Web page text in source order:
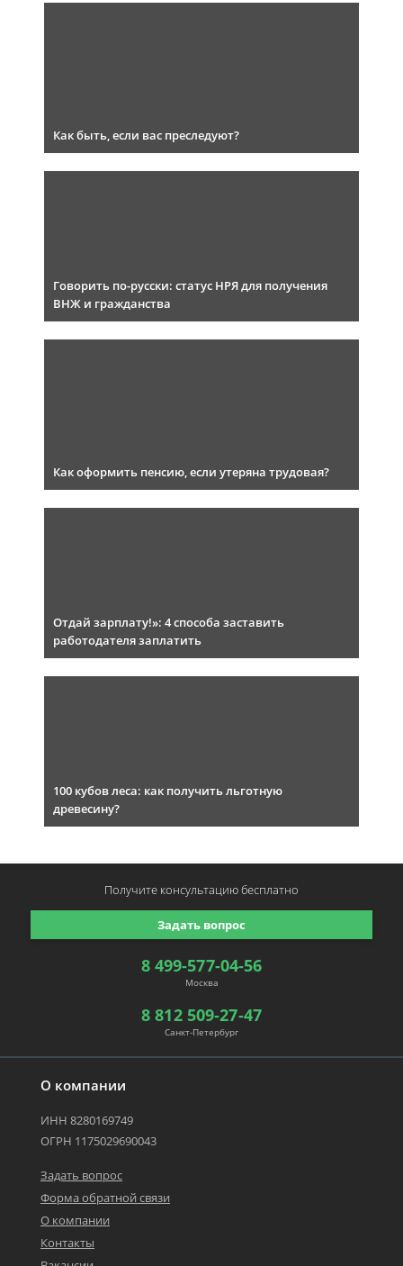
Как быть, если вас преследуют?
Говорить по-русски: статус НРЯ для получения
ВНЖ и гражданства
Как оформить пенсию, если утеряна трудовая?
Отдай зарплату!»: 4 способа заставить
работодателя заплатить
100 кубов леса: как получить льготную
древесину?
О компании
ИНН 8280169749
ОГРН 1175029690043
Задать вопрос
Форма обратной связи
О компании
Контакты
8 499-577-04-56
Москва
8 812 509-27-47
Санкт-Петербург
Задать вопрос
Получите консультациюбесплатно